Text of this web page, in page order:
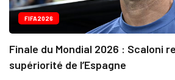
FIFA2026
Finale du Mondial 2026 : Scaloni
supériorité de l’Espagne